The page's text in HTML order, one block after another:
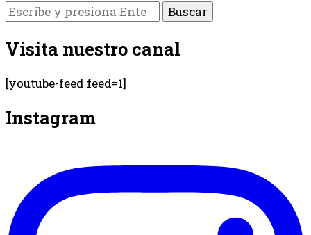
¿Buscas
algo?
Visita nuestro canal
[youtube-feed feed=1]
Instagram